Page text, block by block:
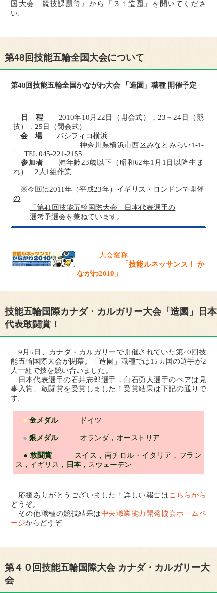
国大会 競技課題等』から『３１造園』を開いてくださ
い。
第48回技能五輪全国大会について
第48回技能五輪全国かながわ大会 「造園」職種 開催予定
日 程 2010年10月22日（開会式），23～24日（競
技），25日（閉会式）
会 場パシフィコ横浜
神奈川県横浜市西区みなとみらい1-1-
1 TEL 045-221-2155
参加者 満年齢23歳以下（昭和62年1月1日以降生ま
れ） 2人1組作業
※今回は2011年（平成23年）イギリス・ロンドンで開催
の
「第41回技能五輪国際大会」日本代表選手の
選考予選会を兼ねています。
大会愛称
「技能ルネッサンス！ か
ながわ2010」
技能五輪国際カナダ・カルガリー大会「造園」日本
代表敢闘賞！
9月6日、カナダ・カルガリーで開催されていた第40回技
能五輪国際大会が閉幕。「造園」職種では15ヵ国の選手が2
人一組で技を競い合いました。
日本代表選手の石井志郎選手，白石勇人選手のペアは見
事入賞、敢闘賞を受賞しました！受賞結果は下記の通りで
す。
●金メダルドイツ
●銀メダルオランダ，オーストリア
● 敢闘賞 スイス，南チロル・イタリア，フラン
ス，イギリス，
日本，スウェーデン
応援ありがとうございました！詳しい報告は こちらから
どうぞ。
その他職種の競技結果は中央職業能力開発協会ホームペ
ージからどうぞ
第４０回技能五輪国際大会 カナダ・カルガリー大
会